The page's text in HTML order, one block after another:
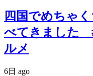
四国でめちゃ
べてきました
ルメ
6日 ago